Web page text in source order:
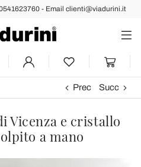
- Email clienti@viadurini.it
Prec Succ
Vicenza e cristallo
a mano